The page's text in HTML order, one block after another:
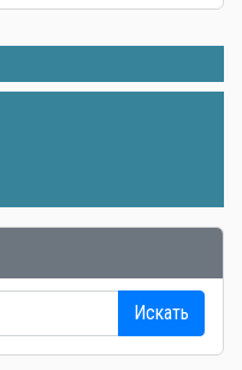
Искать